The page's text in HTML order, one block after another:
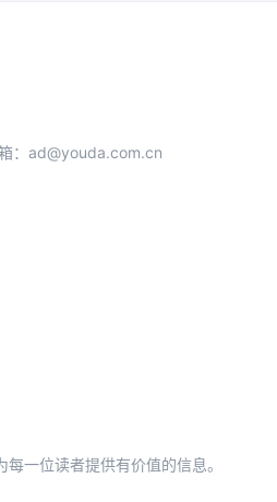
：ad@youda.com.cn
一位读者提供有价值的信息。